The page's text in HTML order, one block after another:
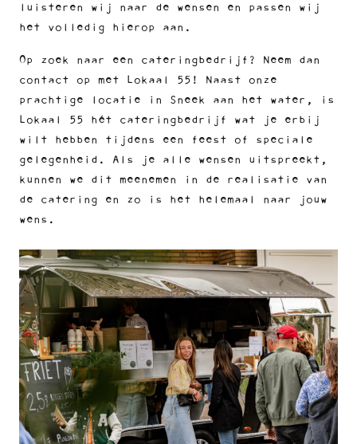
luisteren wij naar de wensen en passen wij
het volledig hierop aan.
Op zoek naar een cateringbedrijf? Neem dan
contact op met Lokaal 55! Naast onze
prachtige locatie in Sneek aan het water, is
Lokaal 55 hét cateringbedrijf wat je erbij
wilt hebben tijdens een feest of speciale
gelegenheid. Als je alle wensen uitspreekt,
kunnen we dit meenemen in de realisatie van
de catering en zo is het helemaal naar jouw
wens.